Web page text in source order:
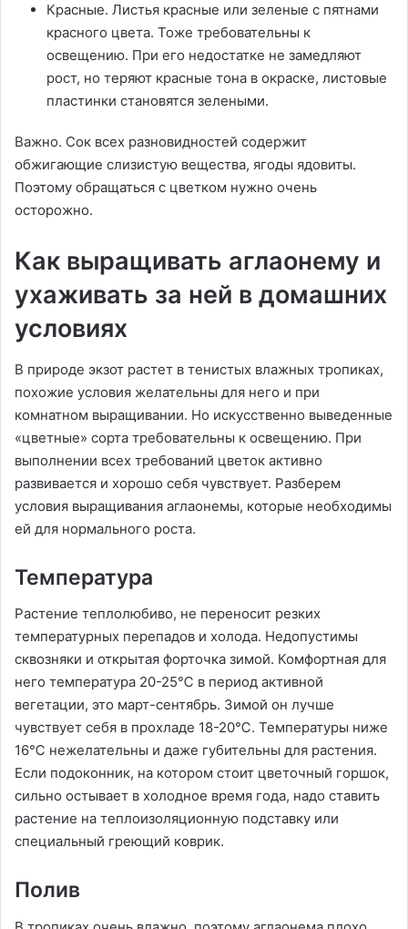
Красные. Листья красные или зеленые с пятнами
красного цвета. Тоже требовательны к
освещению. При его недостатке не замедляют
рост, но теряют красные тона в окраске, листовые
пластинки становятся зелеными.
Важно. Сок всех разновидностей содержит
обжигающие слизистую вещества, ягоды ядовиты.
Поэтому обращаться с цветком нужно очень
осторожно.
Как выращивать аглаонему и
ухаживать за ней в домашних
условиях
В природе экзот растет в тенистых влажных тропиках,
похожие условия желательны для него и при
комнатном выращивании. Но искусственно выведенные
«цветные» сорта требовательны к освещению. При
выполнении всех требований цветок активно
развивается и хорошо себя чувствует. Разберем
условия выращивания аглаонемы, которые необходимы
ей для нормального роста.
Температура
Растение теплолюбиво, не переносит резких
температурных перепадов и холода. Недопустимы
сквозняки и открытая форточка зимой. Комфортная для
него температура 20-25℃ в период активной
вегетации, это март-сентябрь. Зимой он лучше
чувствует себя в прохладе 18-20℃. Температуры ниже
16℃ нежелательны и даже губительны для растения.
Если подоконник, на котором стоит цветочный горшок,
сильно остывает в холодное время года, надо ставить
растение на теплоизоляционную подставку или
специальный греющий коврик.
Полив